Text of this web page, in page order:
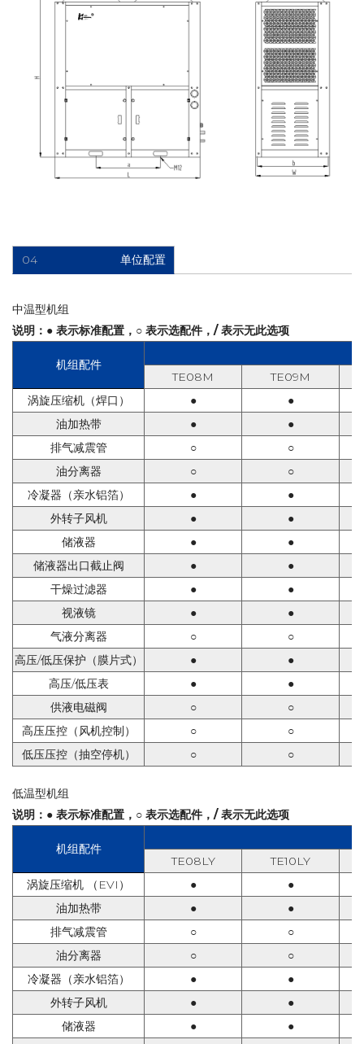
04 单位配置
中温型机组
说明：● 表示标准配置，○ 表示选配件，/ 表示无此选项
机组配件
TE08M TE09M
涡旋压缩机（焊口） ●
●
油加热带
●
●
排气减震管
○
○
油分离器
○
○
冷凝器（亲水铝箔）
●
●
外转子风机
●
●
储液器
●
●
储液器出口截止阀
●
●
干燥过滤器
●
●
视液镜
●
●
气液分离器
○
○
高压/低压保护 （膜片式） ●
●
高压/低压表 ●
●
供液电磁阀
○
○
高压压控（风机控制）
○
○
低压压控（抽空停机）
○ ○
低温型机组
说明：● 表示标准配置，○ 表示选配件，/ 表示无此选项
机组配件
TE08LY TE10LY
涡旋压缩机
（ EVI ） ●
●
油加热带
●
●
排气减震管
○
○
油分离器
○
○
冷凝器（亲水铝箔）
●
●
外转子风机
●
●
储液器
●
●